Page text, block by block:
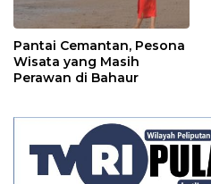
Pantai Cemantan, Pesona
Wisata yang Masih
Perawan di Bahaur